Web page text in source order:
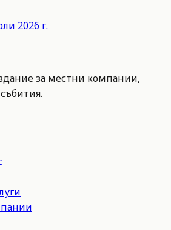
2026 г.
за местни компании,